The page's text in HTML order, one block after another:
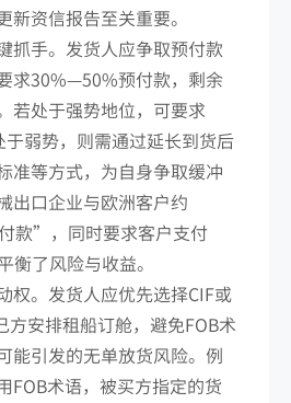
新资信报告至关重要。
抓手。发货人应争取预付款
求30%—50%预付款，剩余
若处于强势地位，可要求
弱势，则需通过延长到货后
准等方式，为自身争取缓冲
出口企业与欧洲客户约
款”，同时要求客户支付
衡了风险与收益。
权。发货人应优先选择CIF或
方安排租船订舱，避免FOB术
能引发的无单放货风险。例
FOB术语，被买方指定的货